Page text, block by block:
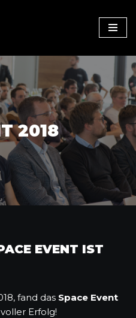
2018
EVENT IST
fand das Space Event
Erfolg!